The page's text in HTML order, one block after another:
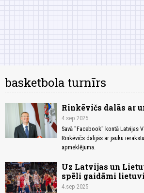
basketbola turnīrs
Rinkēvičs dalās ar
4.sep 2025
Savā "Facebook" kontā Latvijas
Rinkēvičs dalījās ar jauku
apmeklējuma.
Uz Latvijas un
spēli gaidāmi
4.sep 2025